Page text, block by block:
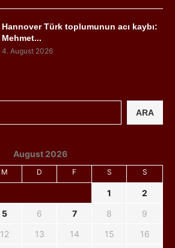
Hannover Türk toplumunun acı kaybı:
Mehmet...
4. August 2026
ARA
August 2026
M D F S S
1
2
5 6 7 8
9
12 13 14 15
16